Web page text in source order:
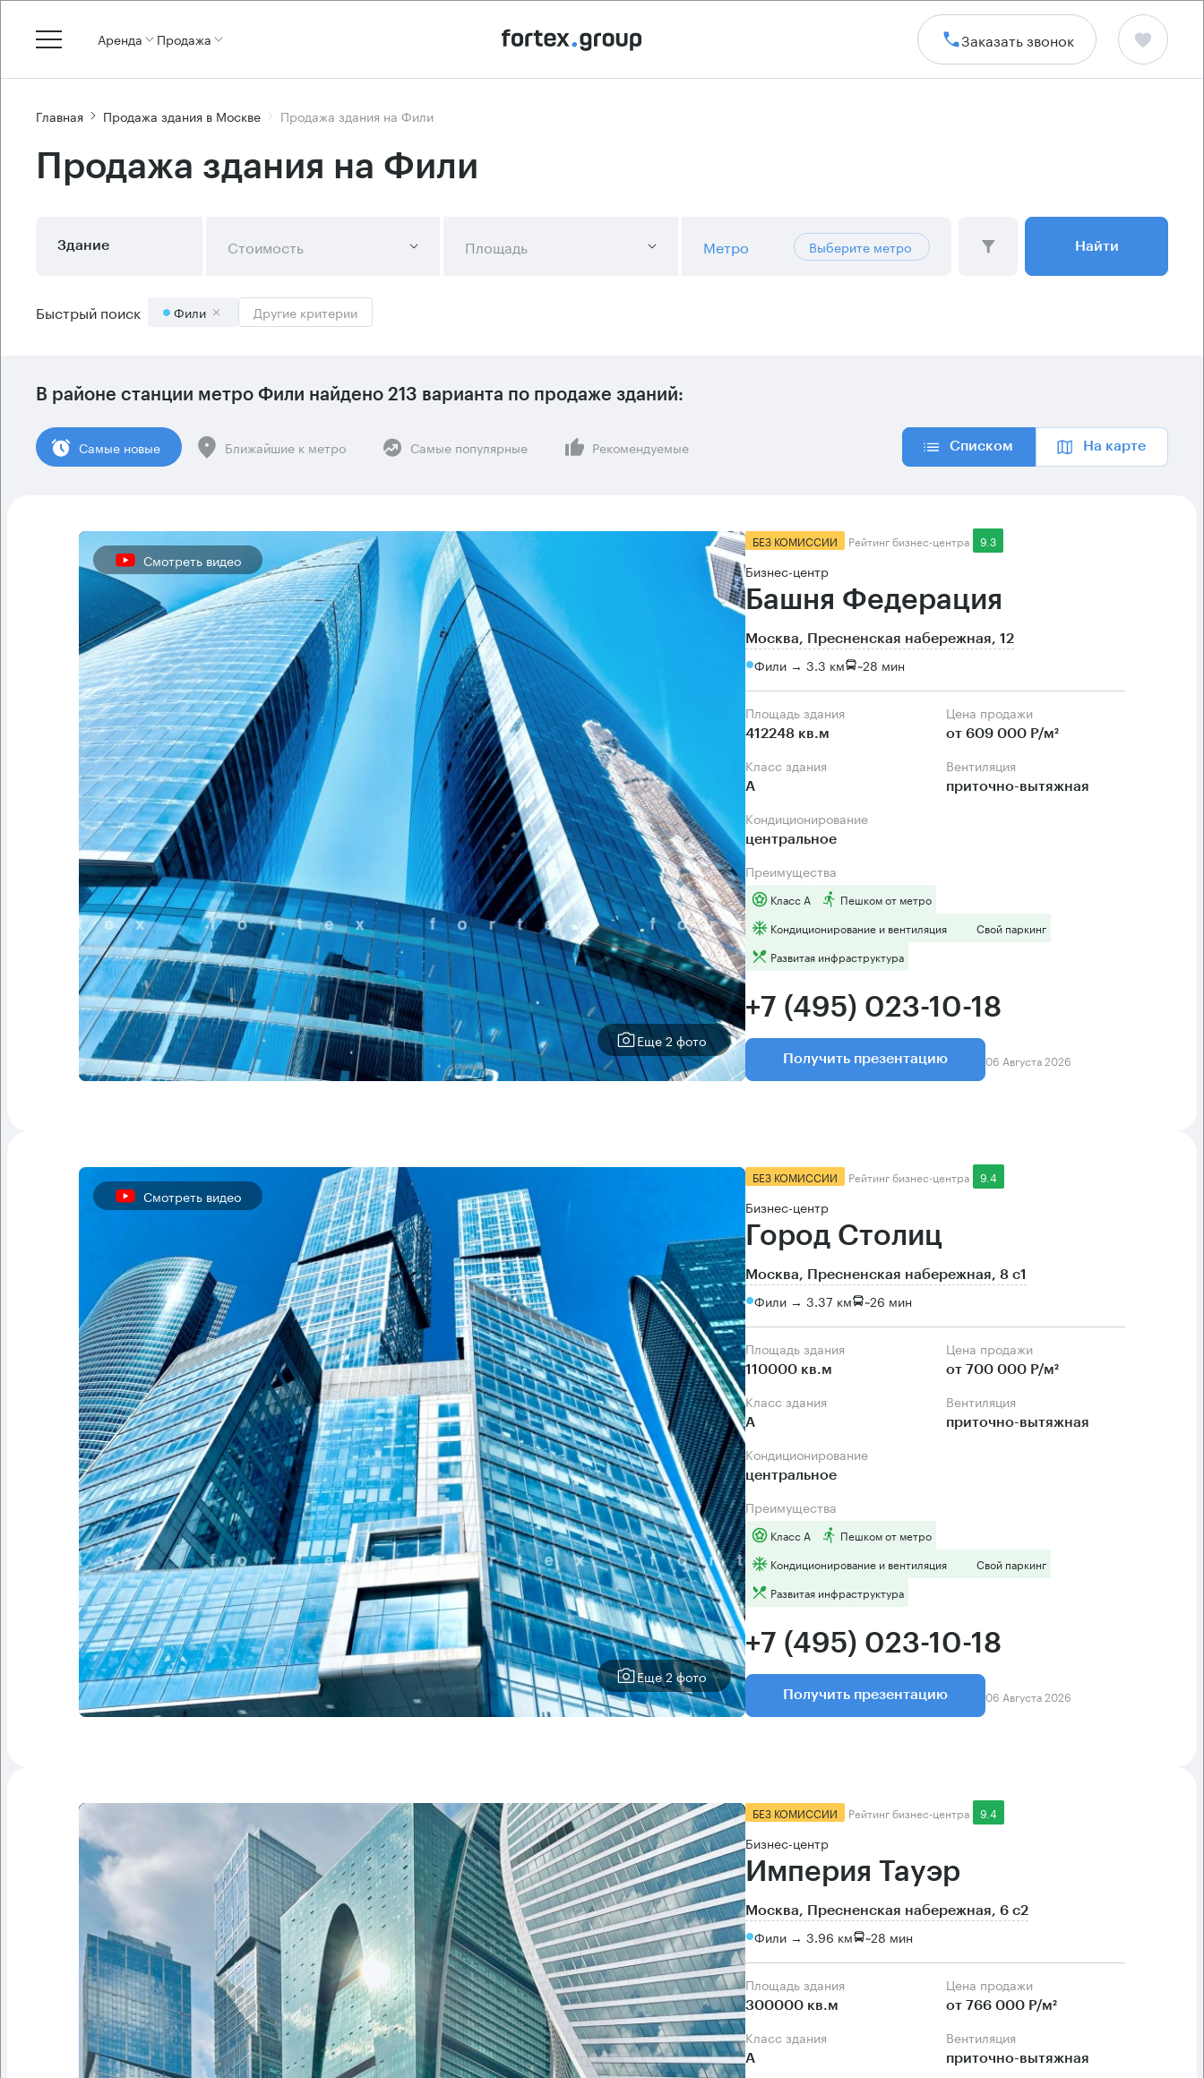
Аренда Продажа Заказать звонок
Главная Продажа здания в Москве Продажа здания на Фили
Продажа здания на Фили
Здание Стоимость Площадь Метро Выберите метро Найти
Быстрый поиск Фили Другие критерии
В районе станции метро Фили найдено 213 варианта по продаже зданий:
Cамые новые Ближайшие к метро Самые популярные Рекомендуемые Списком На карте
Смотреть видео
Еще 2 фото
БЕЗ КОМИССИИ Рейтинг бизнес-центра 9.3
Бизнес-центр
Башня Федерация
Москва, Пресненская набережная, 12
Фили → 3.3 км ~28 мин
Площадь здания
412248 кв.м
Цена продажи
от 609 000 Р/м²
Класс здания
А
Вентиляция
приточно-вытяжная
Кондиционирование
центральное
Преимущества
Класс А
Пешком от метро
Кондиционирование и вентиляция
Свой паркинг
Развитая инфраструктура
+7 (495) 023-10-18
Получить презентацию 06 Августа 2026
Смотреть видео
Еще 2 фото
БЕЗ КОМИССИИ Рейтинг бизнес-центра 9.4
Бизнес-центр
Город Столиц
Москва, Пресненская набережная, 8 с1
Фили → 3.37 км ~26 мин
Площадь здания
110000 кв.м
Цена продажи
от 700 000 Р/м²
Класс здания
А
Вентиляция
приточно-вытяжная
Кондиционирование
центральное
Преимущества
Класс А
Пешком от метро
Кондиционирование и вентиляция
Свой паркинг
Развитая инфраструктура
+7 (495) 023-10-18
Получить презентацию 06 Августа 2026
БЕЗ КОМИССИИ Рейтинг бизнес-центра 9.4
Бизнес-центр
Империя Тауэр
Москва, Пресненская набережная, 6 с2
Фили → 3.96 км ~28 мин
Площадь здания
300000 кв.м
Цена продажи
от 766 000 Р/м²
Класс здания
А
Вентиляция
приточно-вытяжная